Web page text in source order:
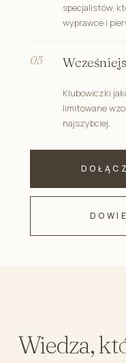
specjalistów,
wyprawce i
Klubowiczki
limitowane
najszybciej.
Wiedza,